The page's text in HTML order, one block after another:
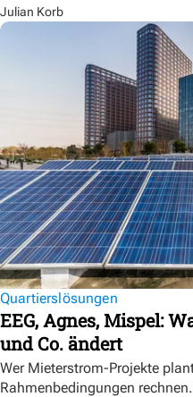
Julian Korb
Quartierslösungen
EEG, Agnes, Mispel:
und Co. ändert
Wer Mieterstrom-Projekte
Rahmenbedingungen